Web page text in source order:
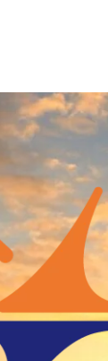
津果樹園の桃狩
ノ川海岸でわく
体験